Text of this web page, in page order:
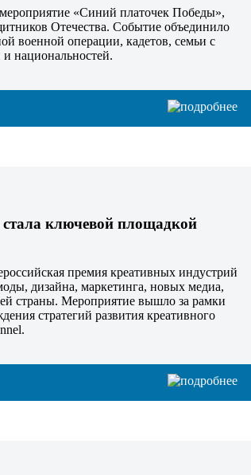
«Синий платочек Победы»,
Отечества. Событие объединило
военной операции, кадетов, семьи с
национальностей.
стала ключевой площадкой
премия креативных индустрий
дизайна, маркетинга, новых медиа,
страны. Мероприятие вышло за рамки
стратегий развития креативного